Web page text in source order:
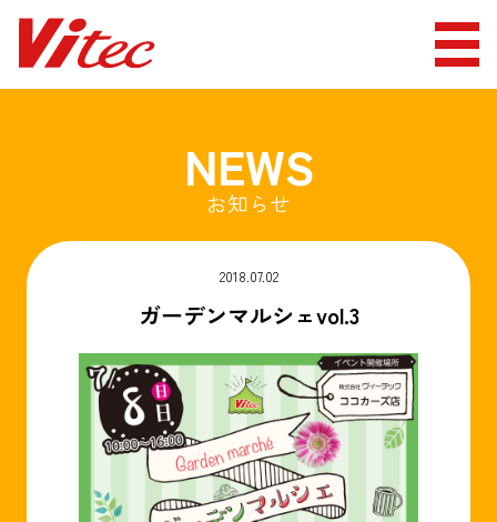
NEWS
お知らせ
2018.07.02
ガーデンマルシェvol.3